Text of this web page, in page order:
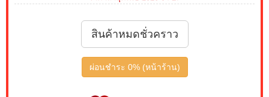
สินค้าหมดชั่วคราว
ผ่อนชำระ 0% (หน้าร้าน)